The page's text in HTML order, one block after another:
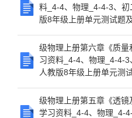
料_4-4、物理_4-4-3、
版8年级上册单元测试题
级物理上册第六章《质
习资料_4-4、物理_4-4-3
人教版8年级上册单元测
级物理上册第五章《透
学习资料_4-4、物理_4-